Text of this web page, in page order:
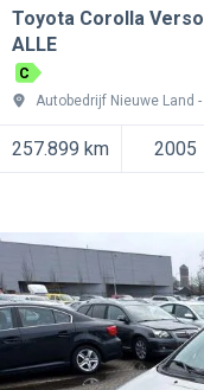
Toyota Corolla Verso
ALLE
C
Autobedrijf Nieuwe Land
257.899 km 2005